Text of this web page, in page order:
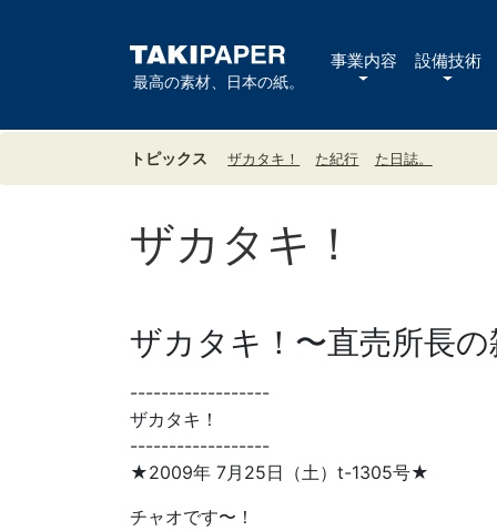
最高の素材、日本の紙。
事業内容 設備技術
トピックス ザカタキ！ た紀行 た日誌。
ザカタキ！
ザカタキ！〜直売所長
------------------
ザカタキ！
------------------
★2009年 7月25日（土）t-1305号★
チャオです〜！